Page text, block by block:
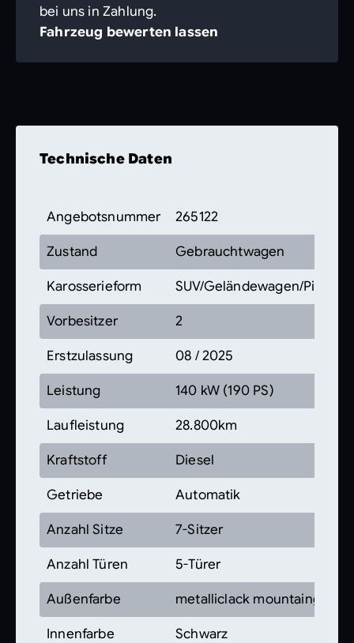
bei uns in Zahlung.
Fahrzeug bewerten lassen
Technische Daten
Angebotsnummer 265122
Zustand Gebrauchtwagen
Karosserieform SUV/Geländewagen/Pickup
Vorbesitzer 2
Erstzulassung 08 / 2025
Leistung 140 kW (190 PS)
Laufleistung 28.800km
Kraftstoff Diesel
Getriebe Automatik
Anzahl Sitze 7-Sitzer
Anzahl Türen 5-Türer
Außenfarbe metalliclack mountaingrau
Innenfarbe Schwarz